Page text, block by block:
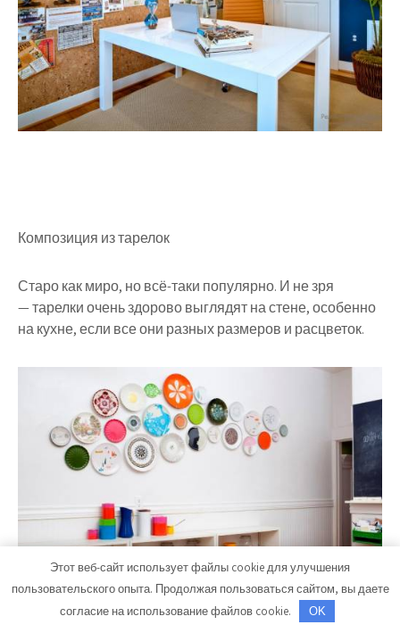
Композиция из тарелок
Старо как миро, но всё-таки популярно. И не зря
— тарелки очень здорово выглядят на стене, особенно
на кухне, если все они разных размеров и расцветок.
Этот веб-сайт использует файлы cookie для улучшения
пользовательского опыта. Продолжая пользоваться сайтом, вы даете
согласие на использование файлов cookie.
OK